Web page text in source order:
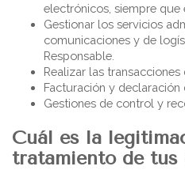
electrónicos, siempre que
Gestionar los servicios
comunicaciones y de
Responsable.
Realizar las transacciones
Facturación y
Gestiones de control y
Cuál es la
tratamiento de tus